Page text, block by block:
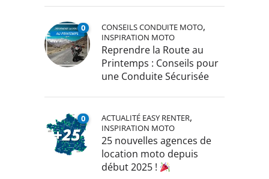
0 CONSEILS CONDUITE MOTO,
INSPIRATION MOTO
Reprendre la Route au
Printemps : Conseils pour
une Conduite Sécurisée
0 ACTUALITÉ EASY RENTER,
INSPIRATION MOTO
25 nouvelles agences de
location moto depuis
début 2025 !